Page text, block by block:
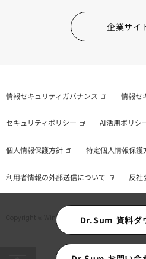
Dr.Sum 資料ダ
企業サイ
情報セキュリティガバナンス 情報セ
セキュリティポリシー AI活用ポリシ
個人情報保護方針 特定個人情報保護
利用者情報の外部送信について 反社
Copyright © WingArc1st Inc. All Rights